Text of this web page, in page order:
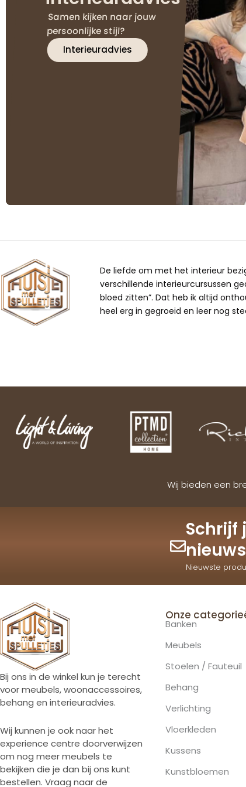
Samen kijken naar jouw
persoonlijke stijl?
Interieuradvies
De liefde om met het interieur
verschillende interieurcursussen
bloed zitten”. Dat heb ik altijd
heel erg in gegroeid en leer nog
Wij bieden een
Schrijf
Nieuwste
Bij ons in de winkel kun je terecht
voor meubels, woonaccessoires,
behang en interieuradvies.
Wij kunnen je ook naar het
experience centre doorverwijzen
om nog meer meubels te
bekijken die je dan bij ons kunt
bestellen. Vraag naar de
Onze
Banken
Meubels
Stoelen / Fauteuil
Behang
Verlichting
Vloerkleden
Kussens
Kunstbloemen